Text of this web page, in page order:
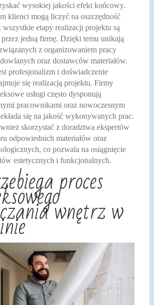
wysokiej jakości efekt końcowy.
klienci mogą liczyć na oszczędność
wszystkie etapy realizacji projektu są
jedną firmę. Dzięki temu unikają
z organizowaniem pracy
oraz dostawców materiałów.
profesjonalizm i doświadczenie
się realizacją projektu. Firmy
usługi często dysponują
pracownikami oraz nowoczesnym
się na jakość wykonywanych prac.
skorzystać z doradztwa ekspertów
odpowiednich materiałów oraz
co pozwala na osiągnięcie
estetycznych i funkcjonalnych.
proces
wnętrz w